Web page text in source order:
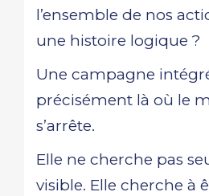
l’ensemble de nos
une histoire logique ?
Une campagne
précisément là où le
s’arrête.
Elle ne cherche pas
visible. Elle cherche à